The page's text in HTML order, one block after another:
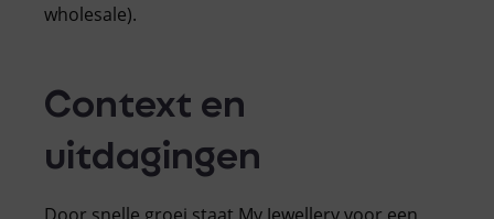
wholesale).
Context en
uitdagingen